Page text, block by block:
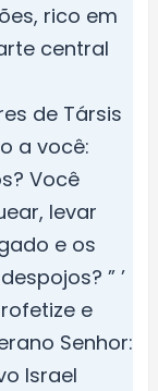
rico em
central
de Társis
a você:
Você
levar
e os
” ’
e
Senhor:
Israel